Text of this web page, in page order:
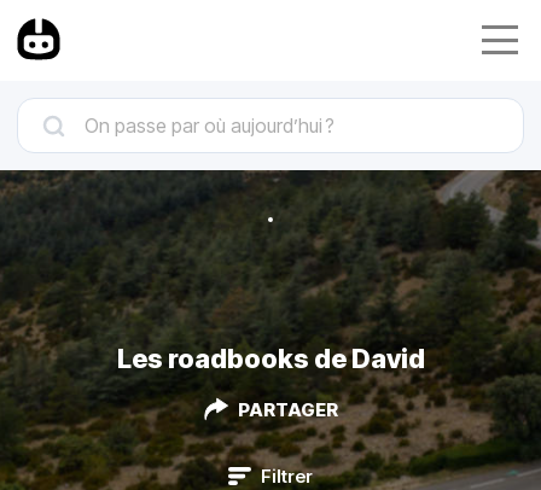
Les roadbooks de David
PARTAGER
Filtrer